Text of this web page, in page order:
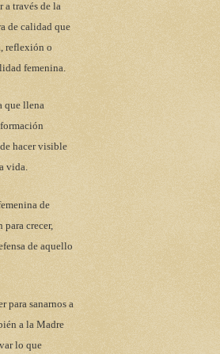
a través de la
de calidad que
reflexión o
femenina.
que llena
hacer visible
vida.
de
crecer,
de aquello
para sanarnos a
a la Madre
lo que